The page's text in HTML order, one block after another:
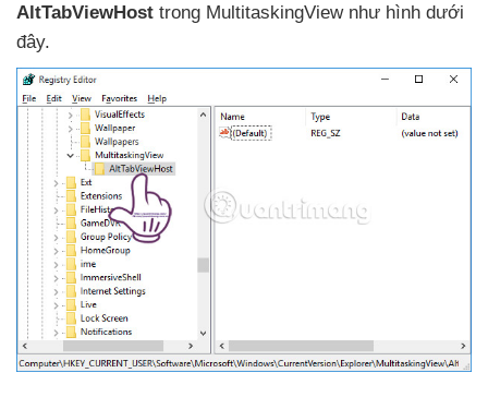
AltTabViewHost trong MultitaskingView như hình dưới
đây.